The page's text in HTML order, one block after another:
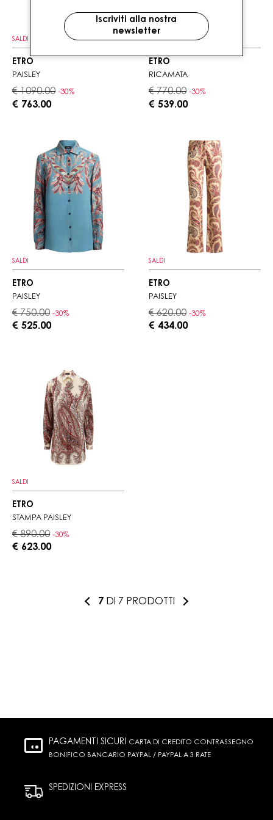
SALDI
ETRO
PAISLEY
€ 1090.00 -30%
€ 763.00
SALDI
ETRO
RICAMATA
€ 770.00 -30%
€ 539.00
SALDI
ETRO
PAISLEY
€ 750.00 -30%
€ 525.00
SALDI
ETRO
PAISLEY
€ 620.00 -30%
€ 434.00
SALDI
ETRO
STAMPA PAISLEY
€ 890.00 -30%
€ 623.00
7 DI 7 PRODOTTI
PAGAMENTI SICURI CARTA DI CREDITO CONTRASSEGNO
BONIFICO BANCARIO PAYPAL / PAYPAL A 3 RATE
SPEDIZIONI EXPRESS
Iscriviti alla nostra
newsletter